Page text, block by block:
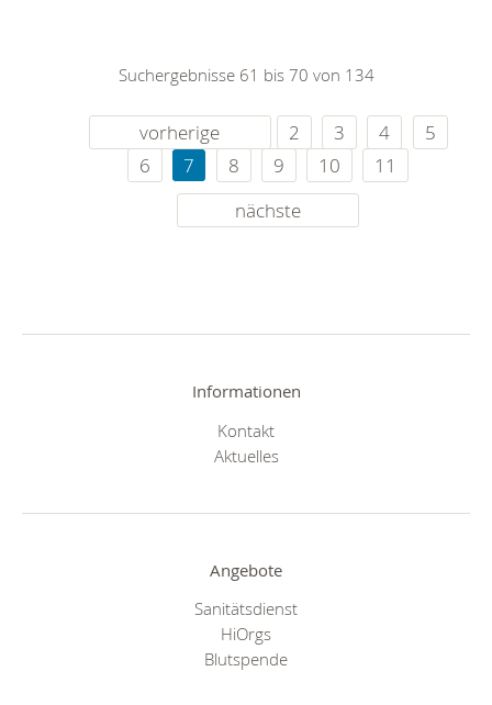
Suchergebnisse 61 bis 70 von 134
vorherige 2 3 4
5
6
7 8 9 10
11
nächste
Informationen
Kontakt
Aktuelles
Angebote
Sanitätsdienst
HiOrgs
Blutspende